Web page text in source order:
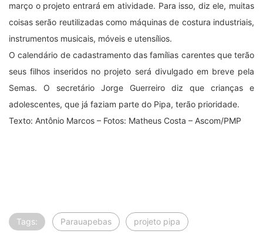
março o projeto entrará em atividade. Para isso, diz ele, muitas
coisas serão reutilizadas como máquinas de costura industriais,
instrumentos musicais, móveis e utensílios.
O calendário de cadastramento das famílias carentes que terão
seus filhos inseridos no projeto será divulgado em breve pela
Semas. O secretário Jorge Guerreiro diz que crianças e
adolescentes, que já faziam parte do Pipa, terão prioridade.
Texto: Antônio Marcos – Fotos: Matheus Costa – Ascom/PMP
Tags: Parauapebas projeto pipa